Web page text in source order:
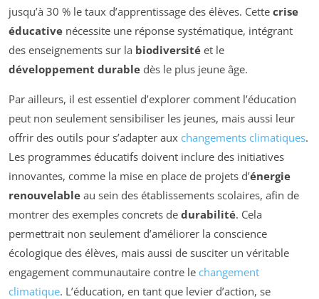
jusqu’à 30 % le taux d’apprentissage des élèves. Cette crise
éducative nécessite une réponse systématique, intégrant
des enseignements sur la biodiversité et le
développement durable dès le plus jeune âge.
Par ailleurs, il est essentiel d’explorer comment l’éducation
peut non seulement sensibiliser les jeunes, mais aussi leur
offrir des outils pour s’adapter aux changements climatiques.
Les programmes éducatifs doivent inclure des initiatives
innovantes, comme la mise en place de projets d’énergie
renouvelable au sein des établissements scolaires, afin de
montrer des exemples concrets de durabilité. Cela
permettrait non seulement d’améliorer la conscience
écologique des élèves, mais aussi de susciter un véritable
engagement communautaire contre le changement
climatique. L’éducation, en tant que levier d’action, se